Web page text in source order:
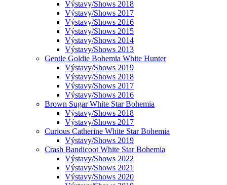
Výstavy/Shows 2018
Výstavy/Shows 2017
Výstavy/Shows 2016
Výstavy/Shows 2015
Výstavy/Shows 2014
Výstavy/Shows 2013
Gentle Goldie Bohemia White Hunter
Výstavy/Shows 2019
Výstavy/Shows 2018
Výstavy/Shows 2017
Výstavy/Shows 2016
Brown Sugar White Star Bohemia
Výstavy/Shows 2018
Výstavy/Shows 2017
Curious Catherine White Star Bohemia
Výstavy/Shows 2019
Crash Bandicoot White Star Bohemia
Výstavy/Shows 2022
Výstavy/Shows 2021
Výstavy/Shows 2020